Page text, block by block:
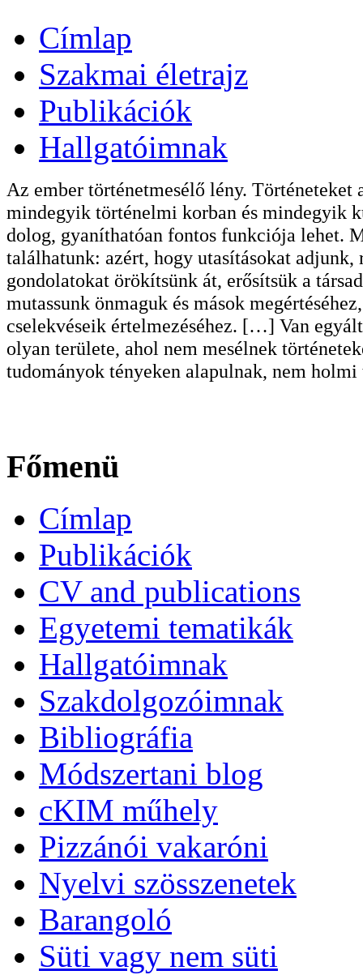
Címlap
Szakmai életrajz
Publikációk
Hallgatóimnak
Az ember történetmesélő lény.
mindegyik történelmi korban és mindegyik
dolog, gyaníthatóan fontos funkciója lehet.
találhatunk: azért, hogy utasításokat
gondolatokat örökítsünk át, erősítsük a
mutassunk önmaguk és mások
cselekvéseik értelmezéséhez. […] Van
olyan területe, ahol nem mesélnek
tudományok tényeken alapulnak, nem
Főmenü
Címlap
Publikációk
CV and publications
Egyetemi tematikák
Hallgatóimnak
Szakdolgozóimnak
Bibliográfia
Módszertani blog
cKIM műhely
Pizzánói vakaróni
Nyelvi szösszenetek
Barangoló
Süti vagy nem süti